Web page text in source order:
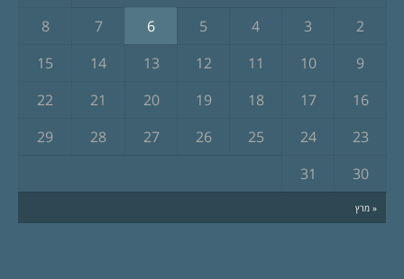
« מרץ
2
3
4
5
6
7
8
9
10
11
12
13
14
15
16
17
18
19
20
21
22
23
24
25
26
27
28
29
30
31